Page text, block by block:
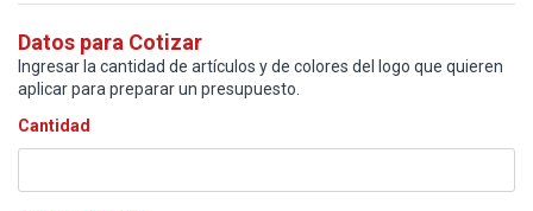
Datos para Cotizar
Ingresar la cantidad de artículos y de colores del logo que quieren
aplicar para preparar un presupuesto.
Cantidad